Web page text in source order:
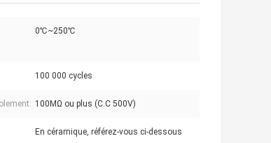
0℃~250℃
100 000 cycles
100MΩ ou plus (C.C 500V)
En céramique, référez-vous ci-dessous